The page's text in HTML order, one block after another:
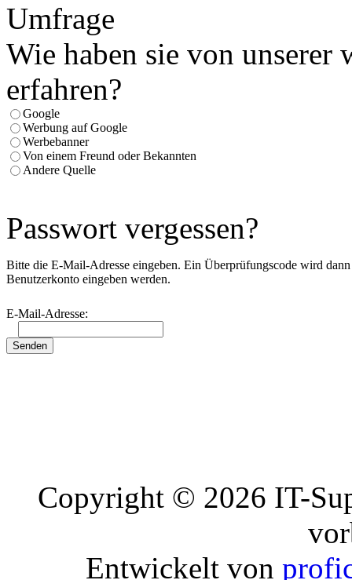
Umfrage
Wie haben sie von unserer
erfahren?
Google
Werbung auf Google
Werbebanner
Von einem Freund oder Bekannten
Andere Quelle
Passwort vergessen?
Bitte die E-Mail-Adresse eingeben. Ein Überprüfungscode wird
Benutzerkonto eingeben werden.
E-Mail-Adresse:
Copyright © 2026 IT-
Entwickelt von